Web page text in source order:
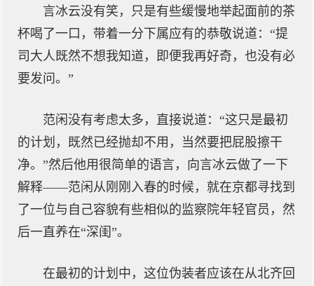
言冰云没有笑，只是有些缓慢地举起面前的茶
杯喝了一口，带着一分下属应有的恭敬说道：“提
司大人既然不想我知道，即便我再好奇，也没有必
要发问。”
范闲没有考虑太多，直接说道：“这只是最初
的计划，既然已经抛却不用，当然要把屁股擦干
净。”然后他用很简单的语言，向言冰云做了一下
解释——范闲从刚刚入春的时候，就在京都寻找到
了一位与自己容貌有些相似的监察院年轻官员，然
后一直养在“深闺”。
在最初的计划中，这位伪装者应该在从北齐回